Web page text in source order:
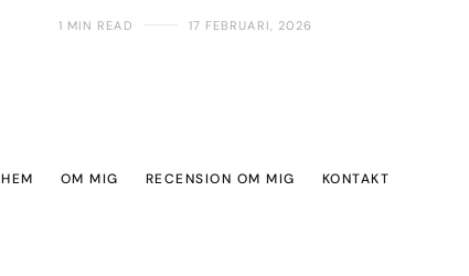
1 MIN READ 17 FEBRUARI, 2026
HEM OM MIG RECENSION OM MIG KONTAKT